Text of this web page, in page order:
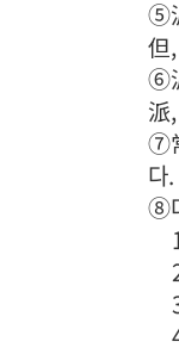
⑤
但
⑥
派
⑦
다.
⑧